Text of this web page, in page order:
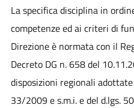
La specifica disciplina in
competenze ed ai criteri di
Direzione è normata con il
Decreto DG n. 658 del
disposizioni regionali
33/2009 e s.m.i. e del d.lgs.